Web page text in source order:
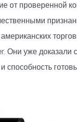
от проверенной
американских
Они уже доказали
способность